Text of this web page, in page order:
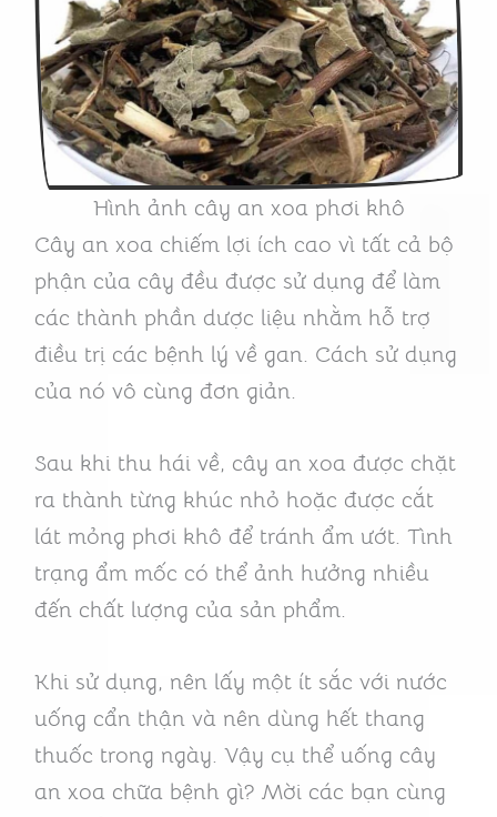
Hình ảnh cây an xoa phơi khô
Cây an xoa chiếm lợi ích cao vì tất cả bộ
phận của cây đều được sử dụng để làm
các thành phần dược liệu nhằm hỗ trợ
điều trị các bệnh lý về gan. Cách sử dụng
của nó vô cùng đơn giản.
Sau khi thu hái về, cây an xoa được chặt
ra thành từng khúc nhỏ hoặc được cắt
lát mỏng phơi khô để tránh ẩm ướt. Tình
trạng ẩm mốc có thể ảnh hưởng nhiều
đến chất lượng của sản phẩm.
Khi sử dụng, nên lấy một ít sắc với nước
uống cẩn thận và nên dùng hết thang
thuốc trong ngày. Vậy cụ thể uống cây
an xoa chữa bệnh gì? Mời các bạn cùng